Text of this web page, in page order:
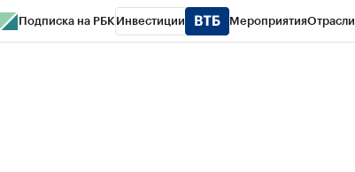
Подписка на РБК Инвестиции МероприятияОтрасли